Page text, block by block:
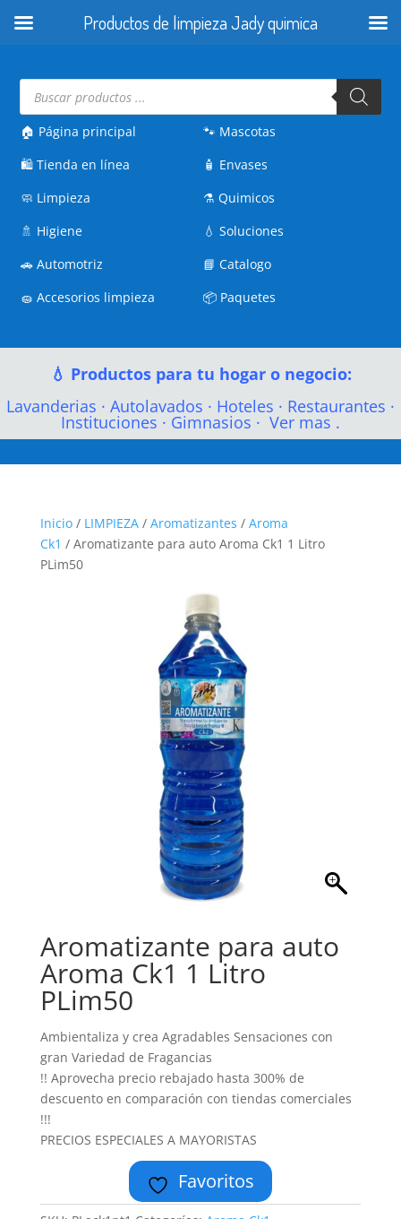
Búsqueda
productos
🏠 Página principal
🛍️Tienda en línea
🧼 Limpieza
🚿 Higiene
🚗Automotriz
🧽Accesorios limpieza
🐾 Mascotas
🧴 Envases
⚗️Quimicos
💧Soluciones
📘Catalogo
📦 Paquetes
💧 Productos para tu hogar o negocio:
Lavanderias · Autolavados · Hoteles · Restaurantes ·
Instituciones · Gimnasios · Ver mas .
Inicio/ LIMPIEZA/ Aromatizantes / Aroma
Ck1 / Aromatizante para auto Aroma Ck1 1 Litro
PLim50
Aromatizante para auto
Aroma Ck1 1 Litro
PLim50
Ambientaliza y crea Agradables Sensaciones con
gran Variedad de Fragancias
!! Aprovecha precio rebajado hasta 300% de
descuento en comparación con tiendas comerciales
!!!
PRECIOS ESPECIALES A MAYORISTAS
Favoritos
Productos de limpieza Jady quimica